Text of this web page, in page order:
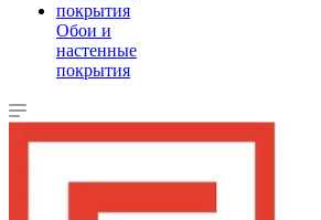
Обои и
настенные
покрытия